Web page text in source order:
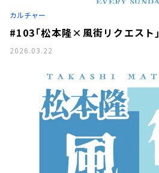
カルチャー
#103「松本隆×風街リクエスト」
2026.03.22